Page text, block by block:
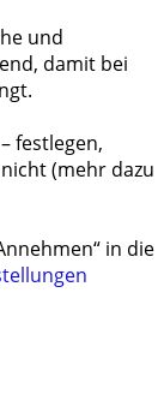
und
damit bei
festlegen,
(mehr dazu
in die